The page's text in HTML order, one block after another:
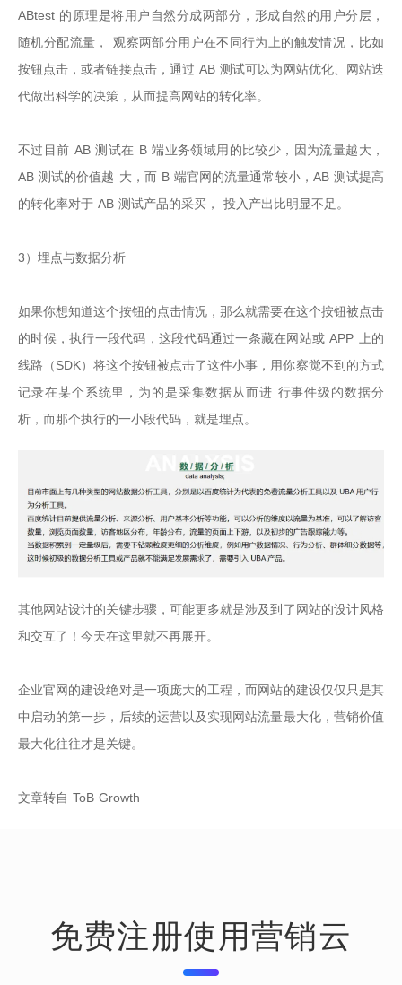
ABtest 的原理是将用户自然分成两部分，形成自然的用户分层，
随机分配流量， 观察两部分用户在不同行为上的触发情况，比如
按钮点击，或者链接点击，通过 AB 测试可以为网站优化、网站迭
代做出科学的决策，从而提高网站的转化率。
不过目前 AB 测试在 B 端业务领域用的比较少，因为流量越大，
AB 测试的价值越 大，而 B 端官网的流量通常较小，AB 测试提高
的转化率对于 AB 测试产品的采买， 投入产出比明显不足。
3）埋点与数据分析
如果你想知道这个按钮的点击情况，那么就需要在这个按钮被点击
的时候，执行一段代码，这段代码通过一条藏在网站或 APP 上的
线路（SDK）将这个按钮被点击了这件小事，用你察觉不到的方式
记录在某个系统里，为的是采集数据从而进 行事件级的数据分
析，而那个执行的一小段代码，就是埋点。
其他网站设计的关键步骤，可能更多就是涉及到了网站的设计风格
和交互了！今天在这里就不再展开。
企业官网的建设绝对是一项庞大的工程，而网站的建设仅仅只是其
中启动的第一步，后续的运营以及实现网站流量最大化，营销价值
最大化往往才是关键。
文章转自 ToB Growth
免费注册使用营销云